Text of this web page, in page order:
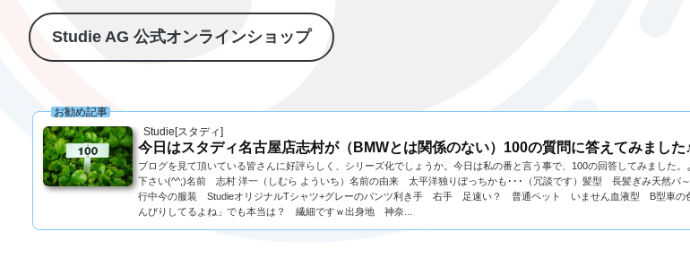
Studie AG 公式オンラインショップ
Studie[スタディ]
お勧め記事
今日はスタディ名古屋店志村が（BMWとは関係のない）100の質問に答えてみました
ブログを見て頂いている皆さんに好評らしく、シリーズ化でしょうか。今日は私の番と言う事で、100の回答してみました
下さい(^^;)名前 志村 洋一（しむら よういち）名前の由来 太平洋独りぼっちかも･･･（冗談です）髪型 長髪ぎみ天然パ
行中今の服装 StudieオリジナルTシャツ+グレーのパンツ利き手 右手 足速い？ 普通ペット いません血液型 B型車
んびりしてるよね」でも本当は？ 繊細ですｗ出身地 神奈...